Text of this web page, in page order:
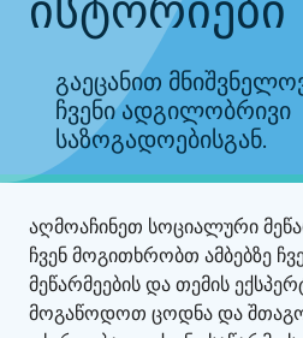
გაეცანით
ჩვენი ადგილობრივი
საზოგადოებისგან.
აღმოაჩინეთ სოციალური
ჩვენ მოგითხრობთ ამბებზე
მეწარმეების და თემის
მოგაწოდოთ ცოდნა და